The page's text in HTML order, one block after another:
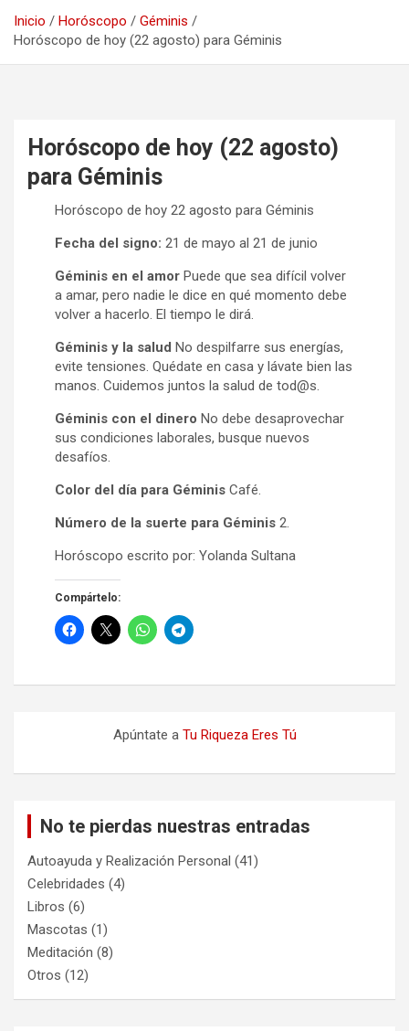
Inicio Horóscopo
Géminis
Horóscopo de hoy (22 agosto) para Géminis
Horóscopo de hoy (22 agosto)
para Géminis
Horóscopo de hoy 22 agosto para Géminis
Fecha del signo: 21 de mayo al 21 de junio
Géminis en el amor Puede que sea difícil volver
a amar, pero nadie le dice en qué momento debe
volver a hacerlo. El tiempo le dirá.
Géminis y la salud No despilfarre sus energías,
evite tensiones. Quédate en casa y lávate bien las
manos. Cuidemos juntos la salud de tod@s.
Géminis con el dinero No debe desaprovechar
sus condiciones laborales, busque nuevos
desafíos.
Color del día para Géminis Café.
Número de la suerte para Géminis 2.
Horóscopo escrito por: Yolanda Sultana
Compártelo:
Apúntate a Tu Riqueza Eres Tú
No te pierdas nuestras entradas
Autoayuda y Realización Personal (41)
Celebridades (4)
Libros (6)
Mascotas (1)
Meditación (8)
Otros (12)